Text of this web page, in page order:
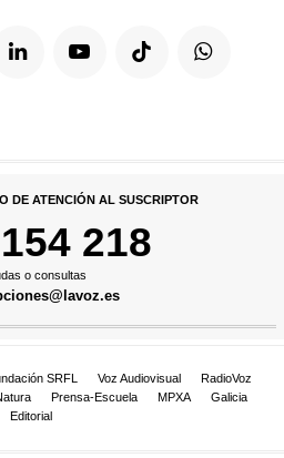
DE ATENCIÓN AL SUSCRIPTOR
218
o consultas
SRFL Voz Audiovisual
RadioVoz
Prensa-Escuela MPXA
Galicia
Editorial